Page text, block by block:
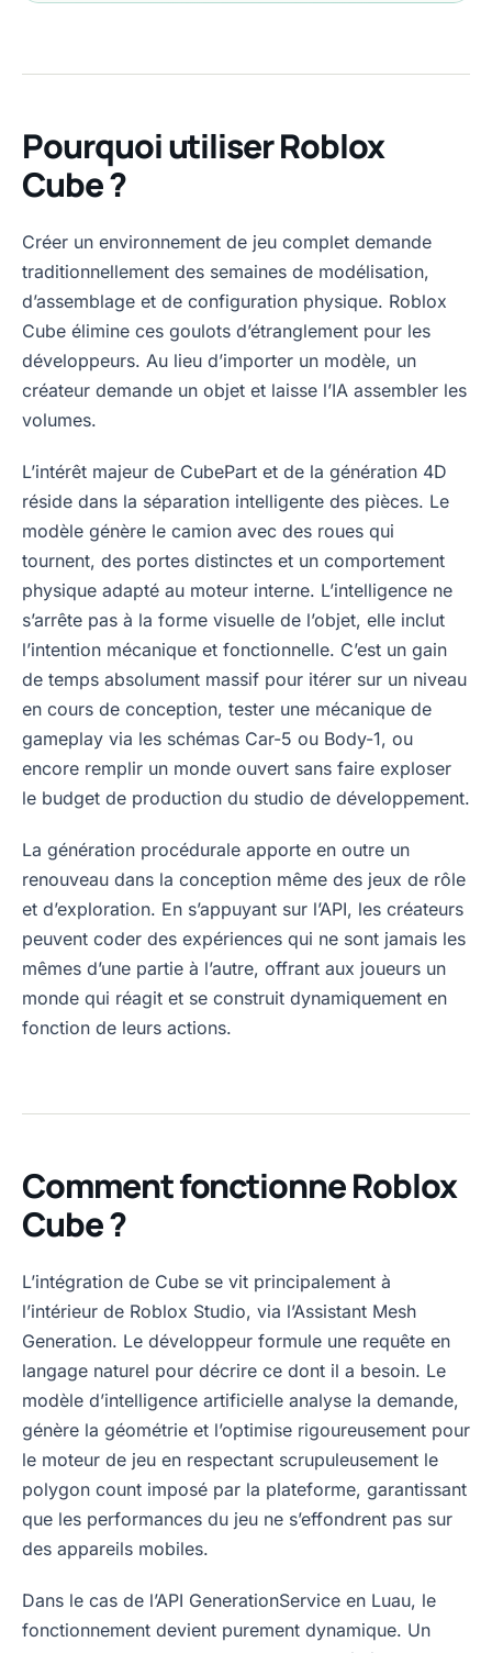
Pourquoi utiliser Roblox
Cube ?
Créer un environnement de jeu complet demande
traditionnellement des semaines de modélisation,
d’assemblage et de configuration physique. Roblox
Cube élimine ces goulots d’étranglement pour les
développeurs. Au lieu d’importer un modèle, un
créateur demande un objet et laisse l’IA assembler les
volumes.
L’intérêt majeur de CubePart et de la génération 4D
réside dans la séparation intelligente des pièces. Le
modèle génère le camion avec des roues qui
tournent, des portes distinctes et un comportement
physique adapté au moteur interne. L’intelligence ne
s’arrête pas à la forme visuelle de l’objet, elle inclut
l’intention mécanique et fonctionnelle. C’est un gain
de temps absolument massif pour itérer sur un niveau
en cours de conception, tester une mécanique de
gameplay via les schémas Car-5 ou Body-1, ou
encore remplir un monde ouvert sans faire exploser
le budget de production du studio de développement.
La génération procédurale apporte en outre un
renouveau dans la conception même des jeux de rôle
et d’exploration. En s’appuyant sur l’API, les créateurs
peuvent coder des expériences qui ne sont jamais les
mêmes d’une partie à l’autre, offrant aux joueurs un
monde qui réagit et se construit dynamiquement en
fonction de leurs actions.
Comment fonctionne Roblox
Cube ?
L’intégration de Cube se vit principalement à
l’intérieur de Roblox Studio, via l’Assistant Mesh
Generation. Le développeur formule une requête en
langage naturel pour décrire ce dont il a besoin. Le
modèle d’intelligence artificielle analyse la demande,
génère la géométrie et l’optimise rigoureusement pour
le moteur de jeu en respectant scrupuleusement le
polygon count imposé par la plateforme, garantissant
que les performances du jeu ne s’effondrent pas sur
des appareils mobiles.
Dans le cas de l’API GenerationService en Luau, le
fonctionnement devient purement dynamique. Un